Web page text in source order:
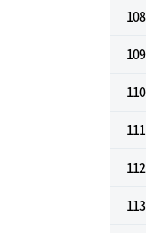
108
109
110
111
112
113